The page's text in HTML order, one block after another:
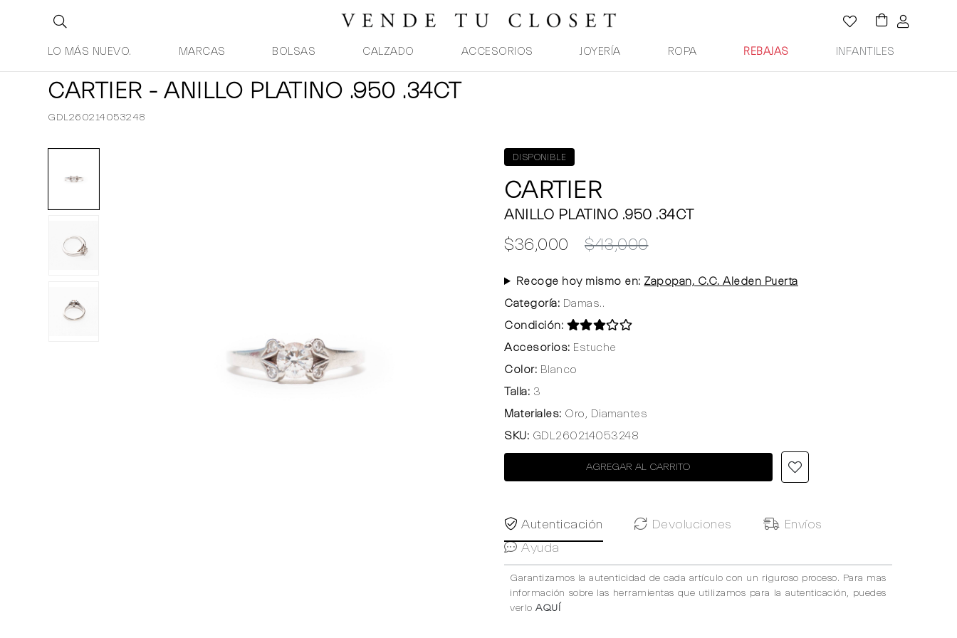
LO MÁS NUEVO. MARCAS BOLSAS CALZADO ACCESORIOS JOYERÍA ROPA REBAJAS INFANTILES
CARTIER - ANILLO PLATINO .950 .34CT
GDL260214053248
DISPONIBLE
CARTIER
ANILLO PLATINO .950 .34CT
$36,000 $43,000
Recoge hoy mismo en: Zapopan, C.C. Aleden Puerta
Categoría: Damas..
Condición:
Accesorios: Estuche
Color: Blanco
Talla: 3
Materiales: Oro, Diamantes
SKU: GDL260214053248
AGREGAR AL CARRITO
Autenticación Devoluciones
Envíos
Ayuda
Garantizamos la autenticidad de cada artículo con un riguroso proceso. Para mas
información sobre las herramientas que utilizamos para la autenticación, puedes
verlo AQUÍ